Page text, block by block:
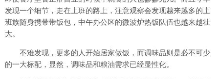
发现一个细节，走在上班的路上，注意观察会发现越来越多的上
班族随身携带带饭包，中午办公区的微波炉热饭队伍也越来越壮
大。
不难发现，更多的人开始居家做饭，而调味品则是必不可少
的一大标配，显然，调味品和粮油需求已经显性化。